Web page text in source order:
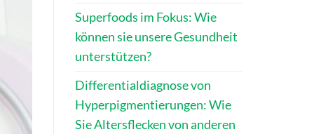
Superfoods im Fokus: Wie
können sie unsere Gesundheit
unterstützen?
Differentialdiagnose von
Hyperpigmentierungen: Wie
Sie Altersflecken von anderen